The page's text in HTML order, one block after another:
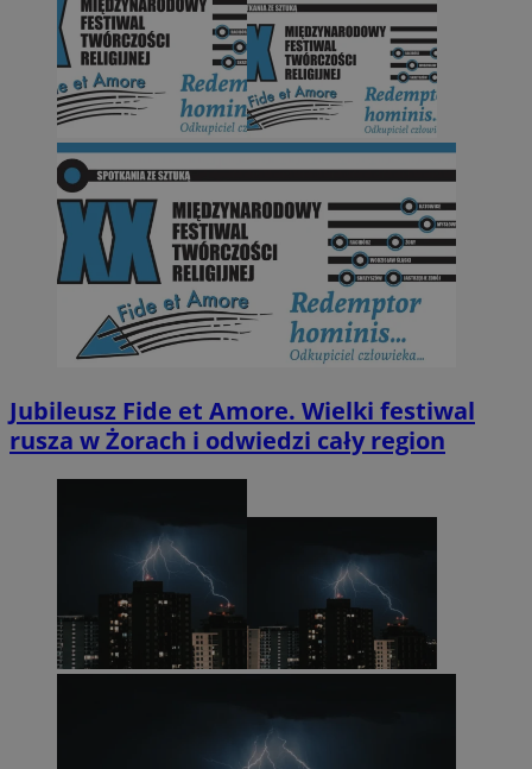
Jubileusz Fide et Amore. Wielki festiwal
rusza w Żorach i odwiedzi cały region